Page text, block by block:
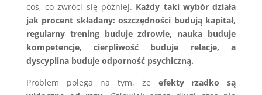
coś, co zwróci się później. Każdy taki wybór działa
jak procent składany: oszczędności budują kapitał,
regularny trening buduje zdrowie, nauka buduje
kompetencje, cierpliwość buduje relacje, a
dyscyplina buduje odporność psychiczną.
Problem polega na tym, że efekty rzadko są